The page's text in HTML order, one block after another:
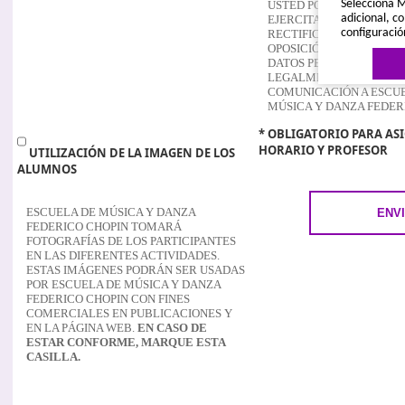
USTED PODRÁ EN TODO
EJERCITAR SUS
RECTIFICACIÓN,
OPOSICIÓN AL
DATOS PERSONALES,
LEGALMENTE
COMUNICACIÓN A
MÚSICA Y DANZA
UTILIZACIÓN DE LA IMAGEN DE LOS
ALUMNOS
ESCUELA DE MÚSICA Y DANZA
FEDERICO CHOPIN TOMARÁ
FOTOGRAFÍAS DE LOS PARTICIPANTES
EN LAS DIFERENTES ACTIVIDADES.
ESTAS IMÁGENES PODRÁN SER USADAS
POR ESCUELA DE MÚSICA Y DANZA
FEDERICO CHOPIN CON FINES
COMERCIALES EN PUBLICACIONES Y
EN LA PÁGINA WEB.EN CASO DE
ESTAR CONFORME, MARQUE ESTA
CASILLA.
* OBLIGATORIO PARA
HORARIO Y PROFESOR
Selecciona
adicional,
Política de